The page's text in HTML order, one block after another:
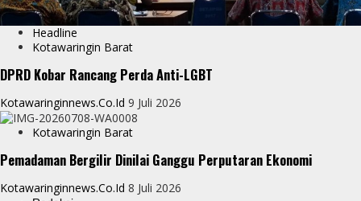
Headline
Kotawaringin Barat
DPRD Kobar Rancang Perda Anti-LGBT
Kotawaringinnews.co.id 9 Juli 2026
Kotawaringin Barat
Pemadaman Bergilir Dinilai Ganggu Perputaran Ekonomi
Kotawaringinnews.co.id 8 Juli 2026